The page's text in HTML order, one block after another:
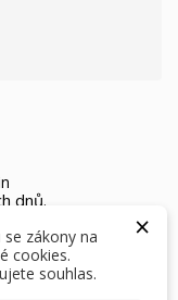
dnů.
×
zákony na
cookies.
souhlas.